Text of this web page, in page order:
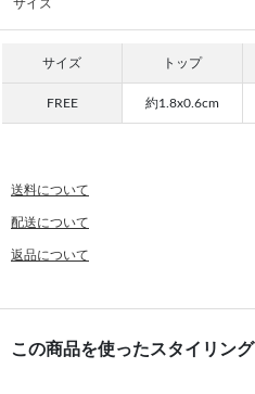
サイズ
サイズ トップ
FREE 約1.8x0.6cm
送料について
配送について
返品について
この商品を使ったスタイリング